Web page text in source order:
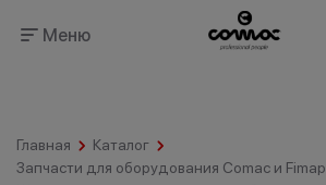
Меню
Главная
Каталог
Запчасти для оборудования Comac и Fimap